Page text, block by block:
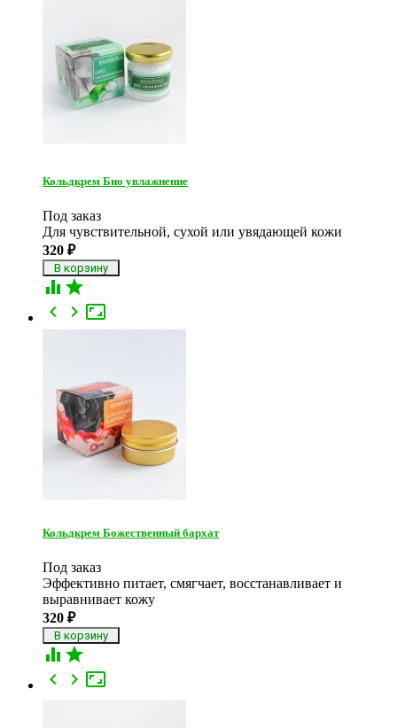
Кольдкрем Био увлажнение
Под заказ
Для чувствительной, сухой или увядающей кожи
320 ₽
 

 
Кольдкрем Божественный бархат
Под заказ
Эффективно питает, смягчает, восстанавливает и
выравнивает кожу
320 ₽
 

 